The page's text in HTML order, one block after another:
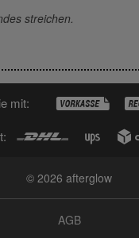
streichen.
mit:
© 2026 afterglow
AGB